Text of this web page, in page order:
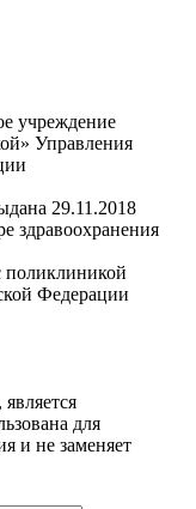
учреждение
Управления
29.11.2018
здравоохранения
Федерации
для
и не заменяет